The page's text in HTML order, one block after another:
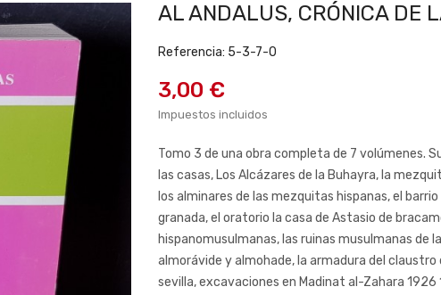
AL ANDALUS, CRÓNICA DE
Referencia: 5-3-7-0
3,00 €
Impuestos incluidos
Tomo 3 de una obra completa de 7 volúmenes.
las casas, Los Alcázares de la Buhayra, la
los alminares de las mezquitas hispanas, el
granada, el oratorio la casa de Astasio de
hispanomusulmanas, las ruinas musulmanas de
almorávide y almohade, la armadura del
sevilla, excavaciones en Madinat al-Zahara